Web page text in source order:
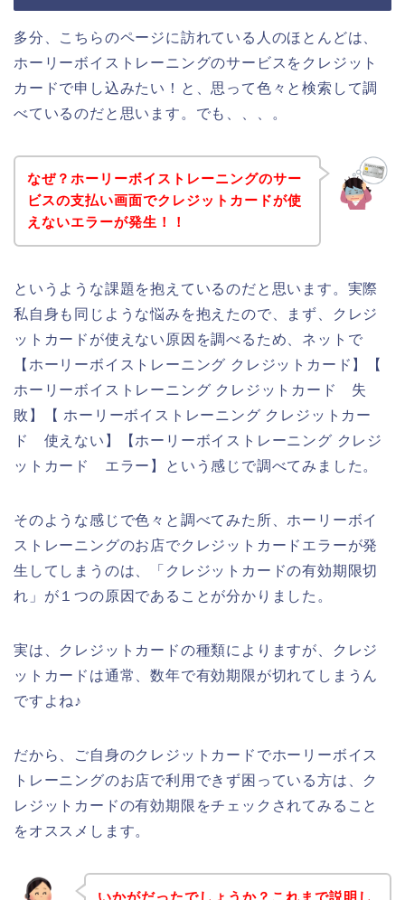
多分、こちらのページに訪れている人のほとんどは、
ホーリーボイストレーニングのサービスをクレジット
カードで申し込みたい！と、思って色々と検索して調
べているのだと思います。でも、、、。
なぜ？ホーリーボイストレーニングのサー
ビスの支払い画面でクレジットカードが使
えないエラーが発生！！
というような課題を抱えているのだと思います。実際
私自身も同じような悩みを抱えたので、まず、クレジ
ットカードが使えない原因を調べるため、ネットで
【ホーリーボイストレーニング クレジットカード】【
ホーリーボイストレーニング クレジットカード 失
敗】【 ホーリーボイストレーニング クレジットカー
ド 使えない】【ホーリーボイストレーニング クレジ
ットカード エラー】という感じで調べてみました。
そのような感じで色々と調べてみた所、ホーリーボイ
ストレーニングのお店でクレジットカードエラーが発
生してしまうのは、「クレジットカードの有効期限切
れ」が１つの原因であることが分かりました。
実は、クレジットカードの種類によりますが、クレジ
ットカードは通常、数年で有効期限が切れてしまうん
ですよね♪
だから、ご自身のクレジットカードでホーリーボイス
トレーニングのお店で利用できず困っている方は、ク
レジットカードの有効期限をチェックされてみること
をオススメします。
いかがだったでしょうか？これまで説明し